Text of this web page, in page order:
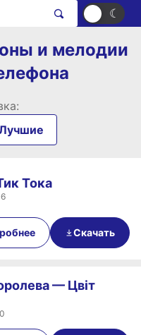
☀ ☾
и мелодии
Тока
Скачать
— Цвiт